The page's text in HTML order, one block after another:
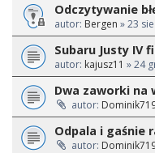
Odczytywanie
autor: Bergen » 23
Subaru Justy IV
autor: kajusz11 » 24
Dwa zaworki na
autor:
Odpala i gaśnie
autor: